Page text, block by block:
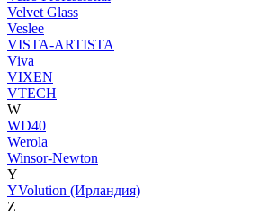
Velvet Glass
Veslee
VISTA-ARTISTA
Viva
VIXEN
VTECH
W
WD40
Werola
Winsor-Newton
Y
YVolution (Ирландия)
Z